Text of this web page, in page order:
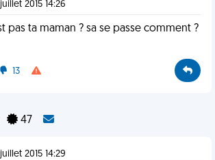
2015 14:26
pas ta maman ? sa se passe comment ?
13
47
2015 14:29